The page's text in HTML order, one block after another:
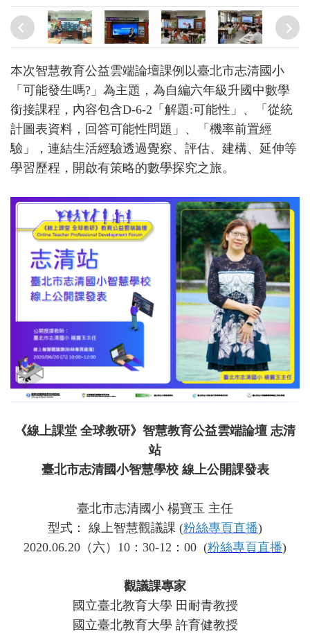
本次智慧教育公益雲端論壇課例以臺北市志清國小
「可能發生嗎?」為主題，為自編六年級升國中數學
銜接課程，內容包含D-6-2「解題:可能性」、「從統
計圖表資料，回答可能性問題」、「機率前置經
驗」，連結生活經驗透過覺察、評估、建構、延伸等
學習歷程，開啟有策略的數學探究之旅。
《線上課堂 全球教研》智慧教育公益雲端論壇 志清
站
臺北市志清國小智慧學校 線上公開課發表
臺北市志清國小 楊寶玉 主任
型式： 線上智慧觀議課 (粉絲專頁直播)
2020.06.20 （六）10：30-12：00 (粉絲專頁直播)
觀議課專家
國立臺北教育大學 田耐青教授
國立臺北教育大學 許育健教授